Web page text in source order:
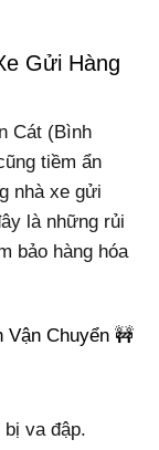
Gửi Hàng
Cát (Bình
tiềm ẩn
nhà xe gửi
là những rủi
bảo hàng hóa
Vận Chuyển 🚧
va đập.